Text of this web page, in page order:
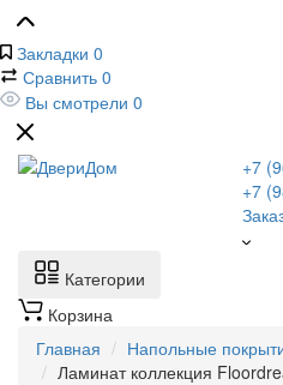
Закладки 0
Сравнить 0
Вы смотрели 0
+7
+7
Категории
Корзина
Главная
Напольные
Ламинат коллекция